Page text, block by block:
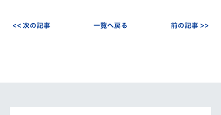
<< 次の記事 一覧へ戻る 前の記事 >>